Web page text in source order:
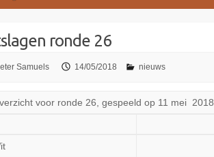
ronde 26
Samuels 14/05/2018 nieuws
voor ronde 26, gespeeld op 11 mei 2018